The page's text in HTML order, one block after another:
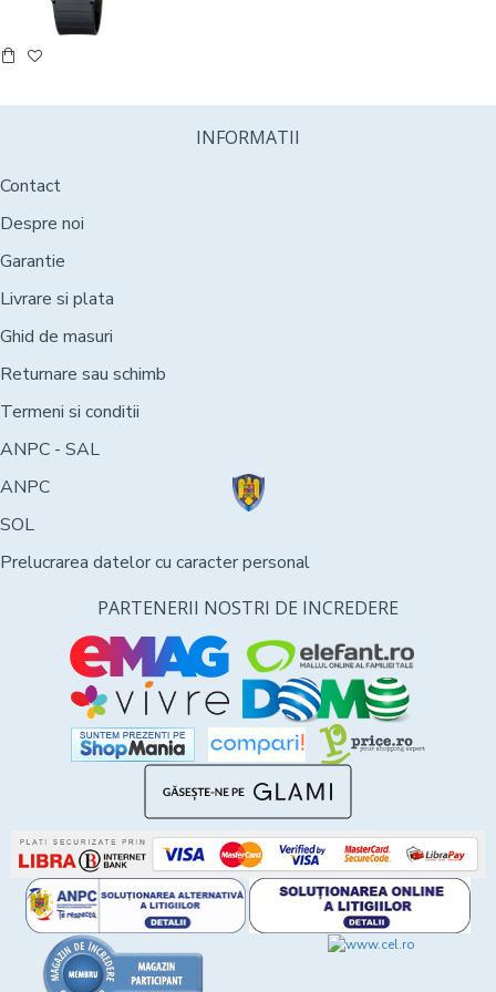
INFORMATII
Contact
Despre noi
Garantie
Livrare si plata
Ghid de masuri
Returnare sau schimb
Termeni si conditii
ANPC - SAL
ANPC
SOL
Prelucrarea datelor cu caracter personal
PARTENERII NOSTRI DE INCREDERE